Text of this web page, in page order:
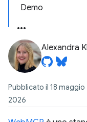
Demo
Alexandra
Pubblicato il 18
2026